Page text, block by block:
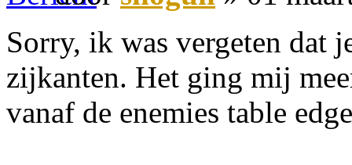
Sorry, ik was vergeten dat
zijkanten. Het ging mij
vanaf de enemies table